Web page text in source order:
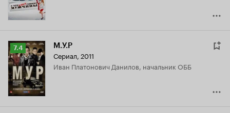
Рейтинг
Кинопоиска
7.4
7.4 М.У.Р
Сериал, 2011
Иван Платонович Данилов, начальник ОББ